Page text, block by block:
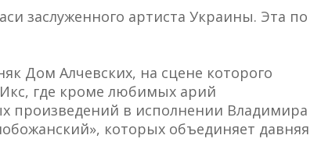
заслуженного артиста Украины. Эта по
Дом Алчевских, на сцене которого
где кроме любимых арий
произведений в исполнении Владимира
которых объединяет давняя